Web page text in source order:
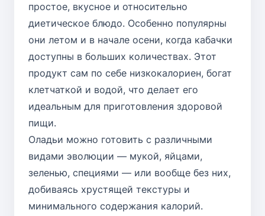
простое, вкусное и относительно
диетическое блюдо. Особенно популярны
они летом и в начале осени, когда кабачки
доступны в больших количествах. Этот
продукт сам по себе низкокалориен, богат
клетчаткой и водой, что делает его
идеальным для приготовления здоровой
пищи.
Оладьи можно готовить с различными
видами эволюции — мукой, яйцами,
зеленью, специями — или вообще без них,
добиваясь хрустящей текстуры и
минимального содержания калорий.